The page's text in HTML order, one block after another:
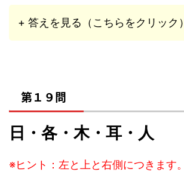
+ 答えを見る（こちらをクリック）
第１９問
日・各・木・耳・人
※ヒント：左と上と右側につきます。